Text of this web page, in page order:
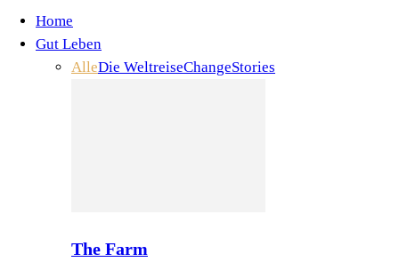
Home
Gut Leben
AlleDie WeltreiseChangeStories
The Farm